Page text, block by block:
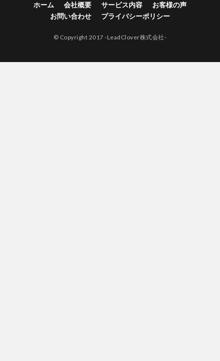
ホーム 会社概要 サービス内容
お客様の声
お問い合わせ
プライバシーポリシー
© Copyright 2017 -LeadClover株式会社-